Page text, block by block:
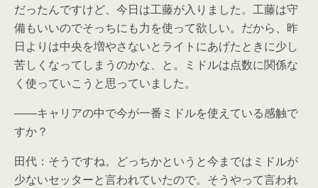
だったんですけど、今日は工藤が入りました。工藤は守
備もいいのでそっちにも力を使って欲しい。だから、昨
日よりは中央を増やさないとライトにあげたときに少し
苦しくなってしまうのかな、と。ミドルは点数に関係な
く使っていこうと思っていました。
――キャリアの中で今が一番ミドルを使えている感触で
すか？
田代：そうですね。どっちかというと今まではミドルが
少ないセッターと言われていたので。そうやって言われ